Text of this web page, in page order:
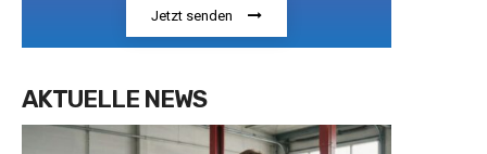
Jetzt senden
AKTUELLE NEWS